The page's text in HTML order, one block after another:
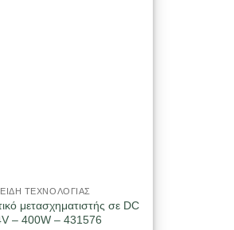
ΕΙΔΗ ΤΕΧΝΟΛΟΓΙΑΣ
μετασχηματιστής σε DC
– 400W – 431576